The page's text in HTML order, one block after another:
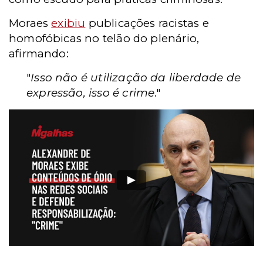
Moraesexibiu publicações racistas e
homofóbicas no telão do plenário,
afirmando:
"Isso não é utilização da liberdade de
expressão, isso é crime."